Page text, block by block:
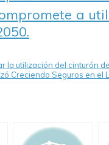
a
la utilización del cinturón
Creciendo Seguros en el